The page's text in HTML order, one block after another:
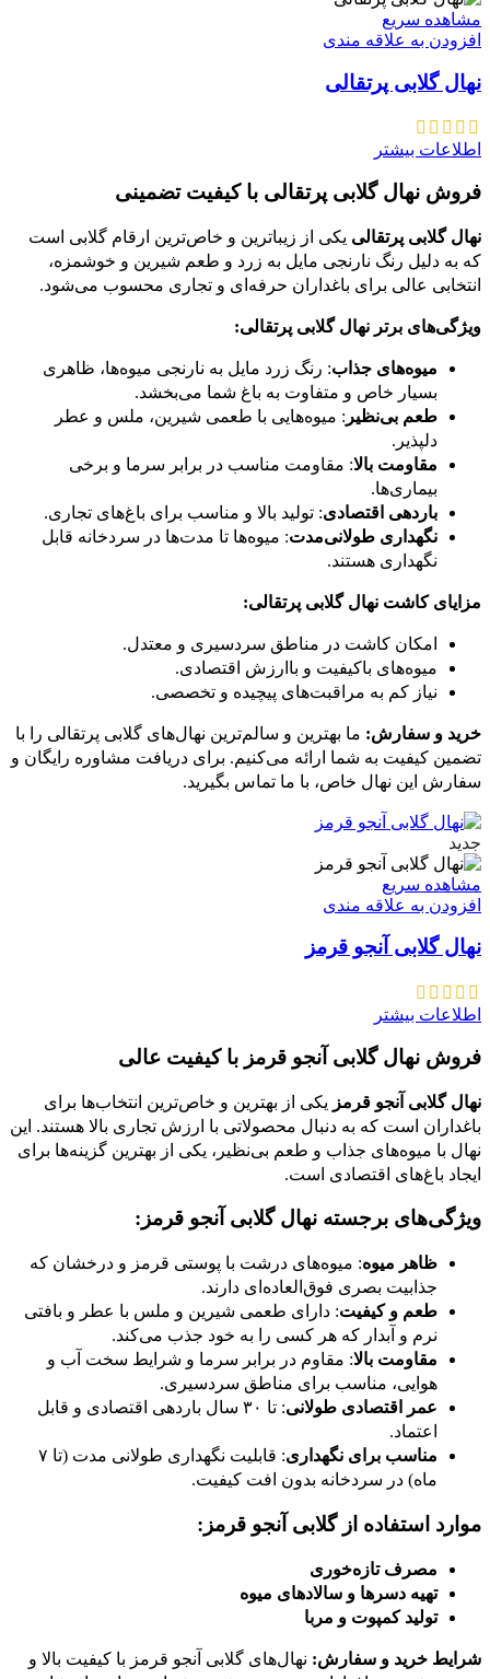
مشاهده سریع
افزودن به علاقه مندی
نهال گلابی پرتقالی
اطلاعات بیشتر
فروش نهال گلابی پرتقالی با کیفیت تضمینی
نهال گلابی پرتقالی یکی از زیباترین و خاص‌ترین ارقام گلابی است
که به دلیل رنگ نارنجی مایل به زرد و طعم شیرین و خوشمزه،
انتخابی عالی برای باغداران حرفه‌ای و تجاری محسوب می‌شود.
ویژگی‌های برتر نهال گلابی پرتقالی:
میوه‌های جذاب: رنگ زرد مایل به نارنجی میوه‌ها، ظاهری
بسیار خاص و متفاوت به باغ شما می‌بخشد.
طعم بی‌نظیر : میوه‌هایی با طعمی شیرین، ملس و عطر
دلپذیر.
مقاومت بالا: مقاومت مناسب در برابر سرما و برخی
بیماری‌ها.
باردهی اقتصادی: تولید بالا و مناسب برای باغ‌های تجاری.
نگهداری طولانی‌مدت: میوه‌ها تا مدت‌ها در سردخانه قابل
نگهداری هستند.
مزایای کاشت نهال گلابی پرتقالی:
امکان کاشت در مناطق سردسیری و معتدل.
میوه‌های باکیفیت و باارزش اقتصادی.
نیاز کم به مراقبت‌های پیچیده و تخصصی.
خرید و سفارش: ما بهترین و سالم‌ترین نهال‌های گلابی پرتقالی را با
تضمین کیفیت به شما ارائه می‌کنیم. برای دریافت مشاوره رایگان و
سفارش این نهال خاص، با ما تماس بگیرید.
جدید
مشاهده سریع
افزودن به علاقه مندی
نهال گلابی آنجو قرمز
اطلاعات بیشتر
فروش نهال گلابی آنجو قرمز با کیفیت عالی
نهال گلابی آنجو قرمز یکی از بهترین و خاص‌ترین انتخاب‌ها برای
باغداران است که به دنبال محصولاتی با ارزش تجاری بالا هستند. این
نهال با میوه‌های جذاب و طعم بی‌نظیر، یکی از بهترین گزینه‌ها برای
ایجاد باغ‌های اقتصادی است.
ویژگی‌های برجسته نهال گلابی آنجو قرمز:
ظاهر میوه: میوه‌های درشت با پوستی قرمز و درخشان که
جذابیت بصری فوق‌العاده‌ای دارند.
طعم و کیفیت: دارای طعمی شیرین و ملس با عطر و بافتی
نرم و آبدار که هر کسی را به خود جذب می‌کند.
مقاومت بالا: مقاوم در برابر سرما و شرایط سخت آب و
هوایی، مناسب برای مناطق سردسیری.
عمر اقتصادی طولانی
: تا ۳۰ سال باردهی اقتصادی و قابل
اعتماد.
مناسب برای نگهداری
: قابلیت نگهداری طولانی مدت (تا ۷
ماه) در سردخانه بدون افت کیفیت.
موارد استفاده از گلابی آنجو قرمز:
مصرف تازه‌خوری
تهیه دسرها و سالادهای میوه
تولید کمپوت و مربا
شرایط خرید و سفارش: نهال‌های گلابی آنجو قرمز با کیفیت بالا و